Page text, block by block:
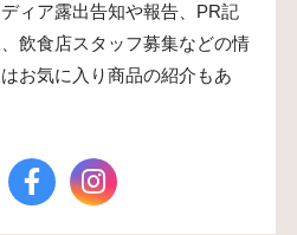
ィア露出告知や報告、PR記
飲食店スタッフ募集などの情
お気に入り商品の紹介もあ